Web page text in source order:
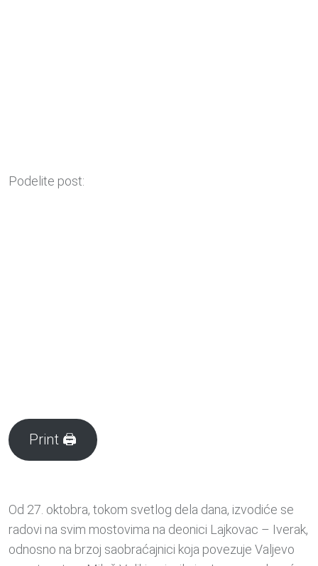
Podelite post:
Print 🖨
Od 27. oktobra, tokom svetlog dela dana, izvodiće se
radovi na svim mostovima na deonici Lajkovac – Iverak,
odnosno na brzoj saobraćajnici koja povezuje Valjevo